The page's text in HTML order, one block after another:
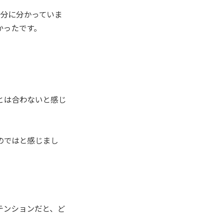
に分かっていま
たです。
合わないと感じ
はと感じまし
ションだと、ど